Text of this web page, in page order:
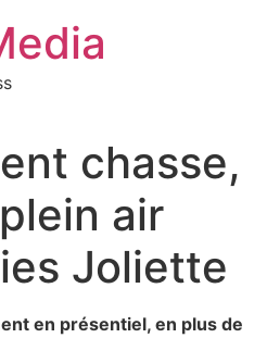
chasse,
air
Joliette
en présentiel, en plus de